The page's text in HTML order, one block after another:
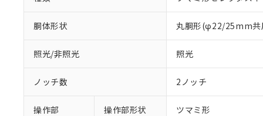
胴体形状 丸胴形(φ22/25mm共
照光/非照光 照光
ノッチ数 2ノッチ
操作部 操作部形状 ツマミ形